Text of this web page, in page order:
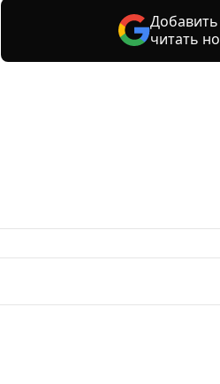
читать